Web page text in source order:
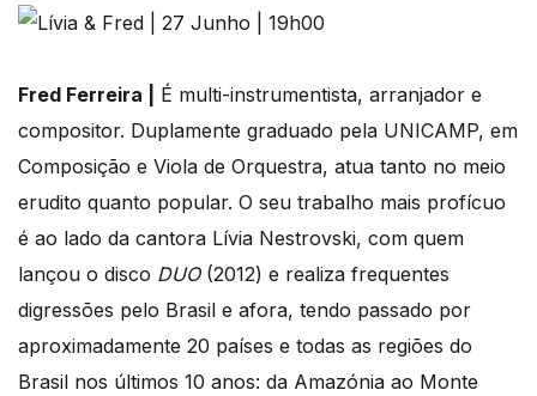
Fred Ferreira |
É multi-instrumentista, arranjador e
compositor. Duplamente graduado pela UNICAMP, em
Composição e Viola de Orquestra, atua tanto no meio
erudito quanto popular. O seu trabalho mais profícuo
é ao lado da cantora Lívia Nestrovski, com quem
lançou o disco DUO (2012) e realiza frequentes
digressões pelo Brasil e afora, tendo passado por
aproximadamente 20 países e todas as regiões do
Brasil nos últimos 10 anos: da Amazónia ao Monte